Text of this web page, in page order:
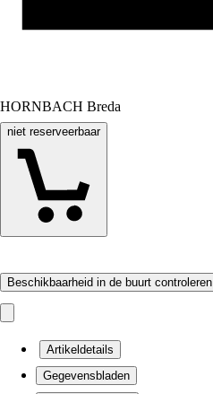
HORNBACH Breda
niet reserveerbaar
Beschikbaarheid in de buurt controleren
Artikeldetails
Gegevensbladen